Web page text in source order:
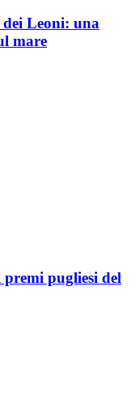
Leoni: una
mare
pugliesi del